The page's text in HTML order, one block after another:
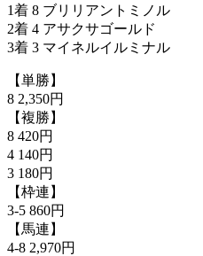
1着 8 ブリリアントミノル
2着 4 アサクサゴールド
3着 3 マイネルイルミナル
【単勝】
8 2,350円
【複勝】
8 420円
4 140円
3 180円
【枠連】
3-5 860円
【馬連】
4-8 2,970円